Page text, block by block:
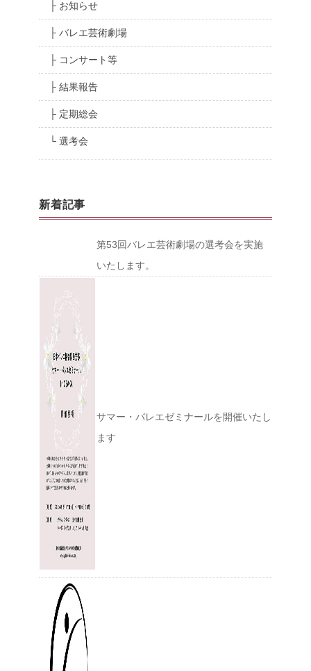
├ お知らせ
├ バレエ芸術劇場
├ コンサート等
├ 結果報告
├ 定期総会
└ 選考会
新着記事
第53回バレエ芸術劇場の選考会を実施
いたします。
サマー・バレエゼミナールを開催いたし
ます